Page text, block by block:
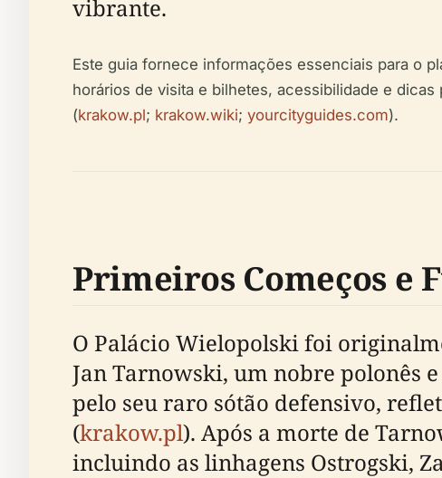
vibrante.
Este guia fornece informações essenciais para o
horários de visita e bilhetes, acessibilidade e
(krakow.pl; krakow.wiki; yourcityguides.com).
Primeiros Começos e
O Palácio Wielopolski foi
Jan Tarnowski, um nobre polonês
pelo seu raro sótão defensivo,
(krakow.pl). Após a morte de
incluindo as linhagens Ostrogski,